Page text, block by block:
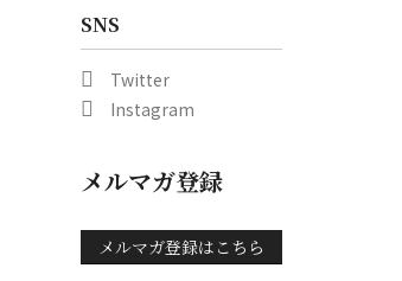
SNS
Twitter
Instagram
メルマガ登録
メルマガ登録はこちら